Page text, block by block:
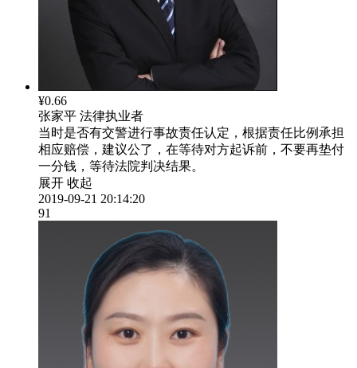
¥0.66
张家平 法律执业者
当时是否有交警进行事故责任认定，根据责任比例承担
相应赔偿，建议公了，在等待对方起诉前，不要再垫付
一分钱，等待法院判决结果。
展开 收起
2019-09-21 20:14:20
91